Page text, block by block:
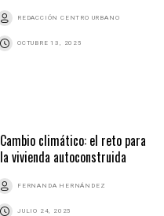
REDACCIÓN CENTRO URBANO
OCTUBRE 13, 2025
Cambio climático: el reto para
la vivienda autoconstruida
FERNANDA HERNÁNDEZ
JULIO 24, 2025